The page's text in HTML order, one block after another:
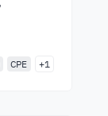
CPE +1